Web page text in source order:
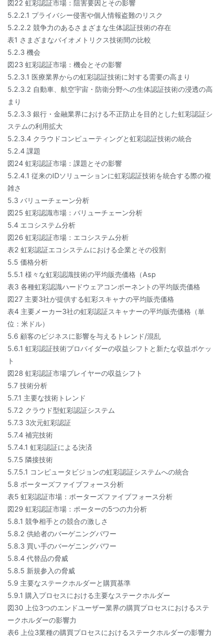
図22 虹彩認証市場：阻害要因とその影響
5.2.2.1 プライバシー侵害や個人情報盗難のリスク
5.2.2.2 競争力のあるさまざまな生体認証技術の存在
表1 さまざまなバイオメトリクス技術間の比較
5.2.3 機会
図23 虹彩認証市場：機会とその影響
5.2.3.1 医療業界からの虹彩認証技術に対する需要の高まり
5.2.3.2 自動車、航空宇宙・防衛分野への生体認証技術の浸透の高
まり
5.2.3.3 銀行・金融業界における不正防止を目的とした虹彩認証シ
ステムの利用拡大
5.2.3.4 クラウドコンピューティングと虹彩認証技術の統合
5.2.4 課題
図24 虹彩認証市場：課題とその影響
5.2.4.1 従来のIDソリューションに虹彩認証技術を統合する際の複
雑さ
5.3 バリューチェーン分析
図25 虹彩認識市場：バリューチェーン分析
5.4 エコシステム分析
図26 虹彩認証市場：エコシステム分析
表2 虹彩認証エコシステムにおける企業とその役割
5.5 価格分析
5.5.1 様々な虹彩認識技術の平均販売価格（Asp
表3 各種虹彩認識ハードウェアコンポーネントの平均販売価格
図27 主要3社が提供する虹彩スキャナの平均販売価格
表4 主要メーカー3社の虹彩認証スキャナーの平均販売価格（単
位：米ドル）
5.6 顧客のビジネスに影響を与えるトレンド/混乱
5.6.1 虹彩認証技術プロバイダーの収益シフトと新たな収益ポケッ
ト
図28 虹彩認証市場プレイヤーの収益シフト
5.7 技術分析
5.7.1 主要な技術トレンド
5.7.2 クラウド型虹彩認証システム
5.7.3 3次元虹彩認証
5.7.4 補完技術
5.7.4.1 虹彩認証による決済
5.7.5 隣接技術
5.7.5.1 コンピュータビジョンの虹彩認証システムへの統合
5.8 ポーターズファイブフォース分析
表5 虹彩認証市場：ポーターズファイブフォース分析
図29 虹彩認証市場：ポーターの5つの力分析
5.8.1 競争相手との競合の激しさ
5.8.2 供給者のバーゲニングパワー
5.8.3 買い手のバーゲニングパワー
5.8.4 代替品の脅威
5.8.5 新規参入の脅威
5.9 主要なステークホルダーと購買基準
5.9.1 購入プロセスにおける主要なステークホルダー
図30 上位3つのエンドユーザー業界の購買プロセスにおけるステ
ークホルダーの影響力
表6 上位3業種の購買プロセスにおけるステークホルダーの影響力